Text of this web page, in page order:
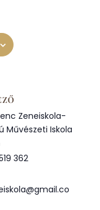
Zeneiskola-
Művészeti Iskola
362